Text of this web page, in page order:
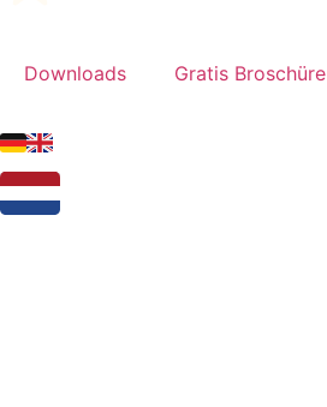
Downloads Gratis Broschüre